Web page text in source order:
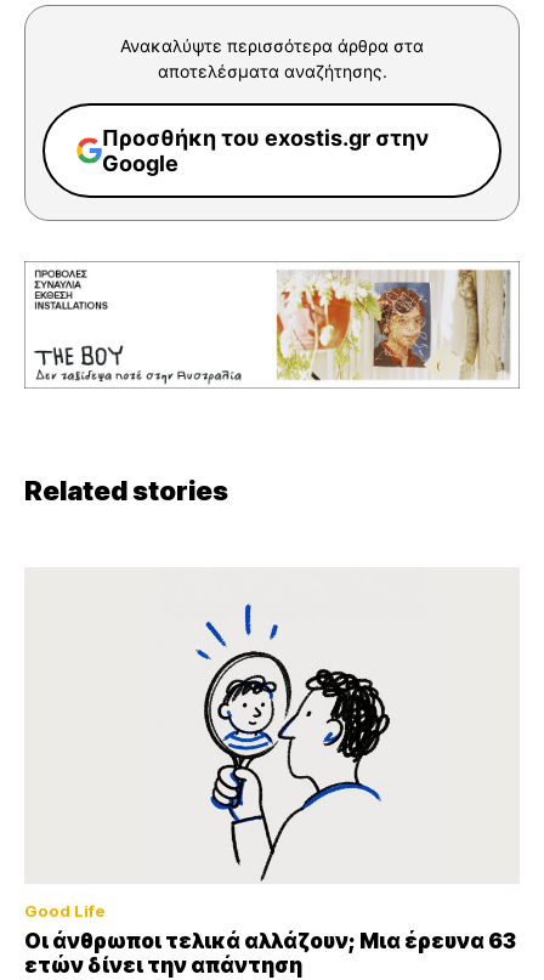
Ανακαλύψτε περισσότερα άρθρα στα
αποτελέσματα αναζήτησης.
Προσθήκη του exostis.gr στην
Google
Related stories
Good Life
Οι άνθρωποι τελικά αλλάζουν; Μια έρευνα 63
ετών δίνει την απάντηση